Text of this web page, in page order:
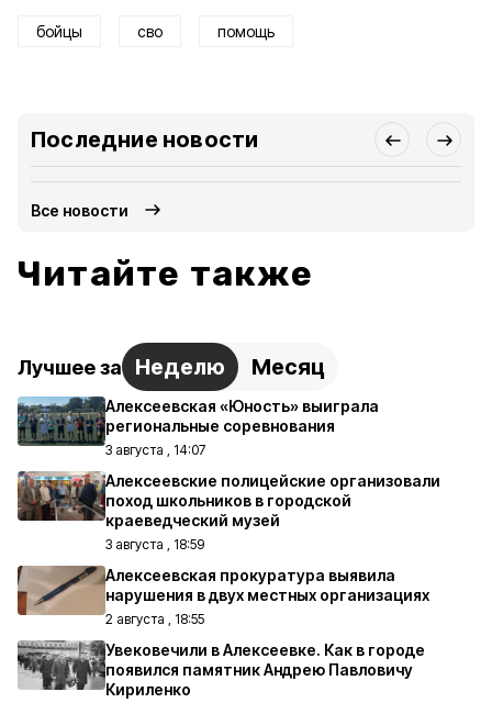
бойцы сво помощь
Последние новости
Все новости
Читайте также
Лучшее за Неделю Месяц
Алексеевская «Юность» выиграла
региональные соревнования
3 августа , 14:07
Алексеевские полицейские организовали
поход школьников в городской
краеведческий музей
3 августа , 18:59
Алексеевская прокуратура выявила
нарушения в двух местных организациях
2 августа , 18:55
Увековечили в Алексеевке. Как в городе
появился памятник Андрею Павловичу
Кириленко